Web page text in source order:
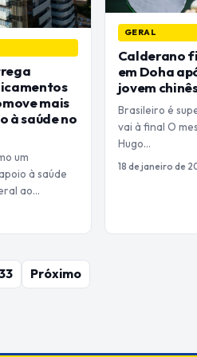
mais
à saúde no
um
à saúde
ao…
GERAL
Calderano
em Doha
jovem
Brasileiro é
vai à final O
Hugo…
18 de janeiro de
Próximo